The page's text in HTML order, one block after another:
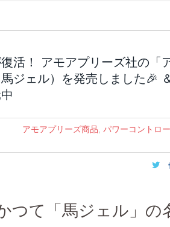
活！ アモアプリーズ社の「
ジェル）を発売しました🎉
アモアプリーズ商品, パワーコントロ
つて「馬ジェル」の